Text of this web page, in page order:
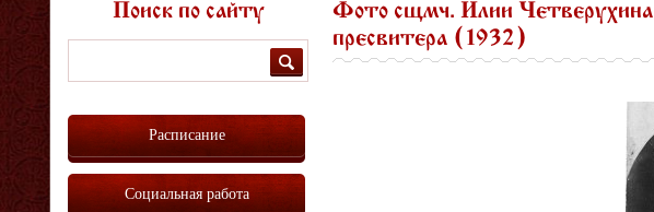
Фото сщмч. Илии Четверухина
пресвитера (1932)
Поиск по сайту
Расписание
Социальная работа